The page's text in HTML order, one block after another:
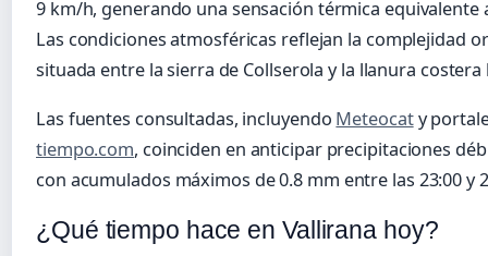
9 km/h, generando una sensación térmica equivalente
Las condiciones atmosféricas reflejan la complejidad
situada entre la sierra de Collserola y la llanura costera
Las fuentes consultadas, incluyendo Meteocaty
tiempo.com, coinciden en anticipar precipitaciones
con acumulados máximos de 0.8 mm entre las 23:00 y
¿Qué tiempo hace en Vallirana hoy?